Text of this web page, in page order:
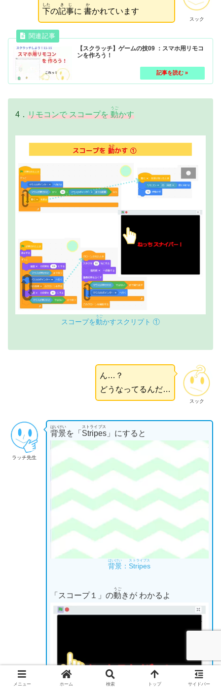
スック
下
した
の記事
きじ
に書
か
かれています
【スクラッチ】ゲームの技09 ：スマホ用リモコ
ンを作ろう！
4． リモコンで スコープを動
うご
かす
スコープを動
うご
かすスクリプト ①
スック
ん…？
どうなってるんだ…
ラッチ先生
背景
はいけい
を「 Stripes
ストライプス
」にすると
背景
はいけい
： Stripes
ストライプス
「スコープ１」の動
うご
きが わかるよ
メニュー ホーム 検索 トップ サイドバー